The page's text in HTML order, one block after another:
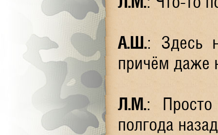
А.Ш.: Здесь
причём даже
Л.М.:
полгода